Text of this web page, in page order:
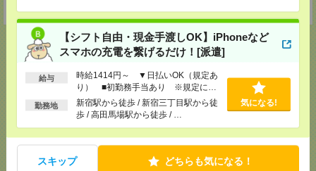
【シフト自由・現金手渡しOK】iPhoneなど
スマホの充電を繋げるだけ！[派遣]
給与
時給1414円～ ▼日払いOK（規定あ
り） ■初勤務手当あり ※規定によ
る
勤務地
新宿駅から徒歩 / 新宿三丁目駅から徒
歩 / 高田馬場駅から徒歩 / …
気になる!
スキップ どちらも気になる！
応募ページへ
気になる！